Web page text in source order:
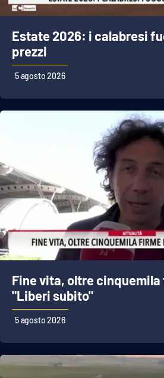
Estate 2026: i calabresi
prezzi
5 agosto 2026
Fine vita, oltre
"Liberi subito"
5 agosto 2026